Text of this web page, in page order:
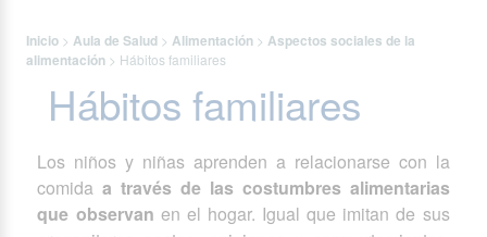
Inicio > Aula de Salud > Alimentación > Aspectos sociales de la
alimentación > Hábitos familiares
Hábitos familiares
Los niños y niñas aprenden a relacionarse con la
comidaa través de las costumbres alimentarias
que observan en el hogar. Igual que imitan de sus